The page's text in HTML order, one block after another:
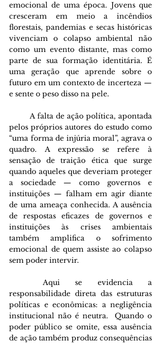
emocional de uma época. Jovens que
cresceram em meio a incêndios
florestais, pandemias e secas históricas
vivenciam o colapso ambiental não
como um evento distante, mas como
parte de sua formação identitária. É
uma geração que aprende sobre o
futuro em um contexto de incerteza —
e sente o peso disso na pele.
pelos próprios autores do estudo como
“uma forma de injúria moral”, agrava o
quadro. A expressão se refere à
sensação de traição ética que surge
quando aqueles que deveriam proteger
a sociedade — como governos e
instituições — falham em agir diante
de uma ameaça conhecida. A ausência
de respostas eficazes de governos e
instituições às crises ambientais
também amplifica o sofrimento
emocional de quem assiste ao colapso
sem poder intervir.
responsabilidade direta das estruturas
políticas e econômicas: a negligência
institucional não é neutra.  Quando o
poder público se omite, essa ausência
de ação também produz consequências